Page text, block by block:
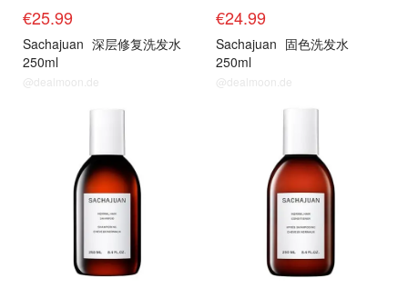
€25.99
Sachajuan 深层修复洗发水
250ml
@dealmoon.de
€24.99
Sachajuan 固色洗发水
250ml
@dealmoon.de